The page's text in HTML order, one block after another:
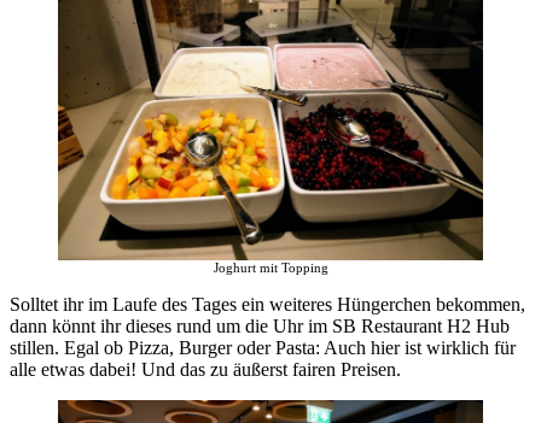
Joghurt mit Topping
Solltet ihr im Laufe des Tages ein weiteres Hüngerchen bekommen,
dann könnt ihr dieses rund um die Uhr im SB Restaurant H2 Hub
stillen. Egal ob Pizza, Burger oder Pasta: Auch hier ist wirklich für
alle etwas dabei! Und das zu äußerst fairen Preisen.